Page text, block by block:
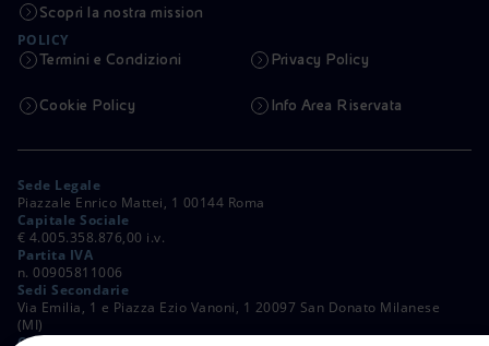
Scopri la nostra mission
POLICY
Termini e Condizioni Privacy Policy
Cookie Policy Info Area Riservata
Sede Legale
Piazzale Enrico Mattei, 1 00144 Roma
Capitale Sociale
€ 4.005.358.876,00 i.v.
Partita IVA
n. 00905811006
Sedi Secondarie
Via Emilia, 1 e Piazza Ezio Vanoni, 1 20097 San Donato Milanese
(MI)
C. Fiscale e Registro Imprese di Roma